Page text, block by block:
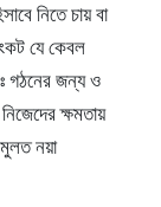
নিতে চায় বা
যে কেবল
গঠনের জন্য ও
ক্ষমতায়
নয়া